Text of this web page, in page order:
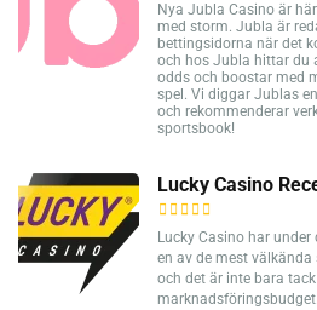
Nya Jubla Casino är
med storm. Jubla är
bettingsidorna när det
och hos Jubla hittar du
odds och boostar med
spel. Vi diggar Jublas
och rekommenderar
sportsbook!
Lucky Casino
Lucky Casino har
en av de mest
och det är inte bara